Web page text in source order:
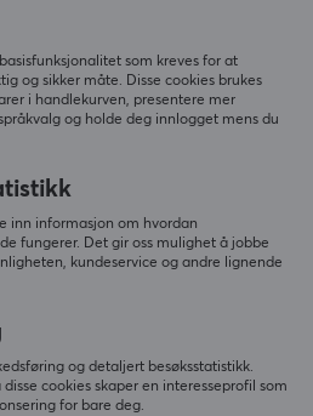
kjøper
brytere. Litt grov og plastisk
det er ikke et problem som
som kreves for at
og sikker måte. Disse cookies brukes
i handlekurven, presentere mer
og holde deg innlogget mens du
inn informasjon om hvordan
fungerer. Det gir oss mulighet å jobbe
kundeservice og andre lignende
og detaljert besøksstatistikk.
cookies skaper en interesseprofil som
for bare deg.